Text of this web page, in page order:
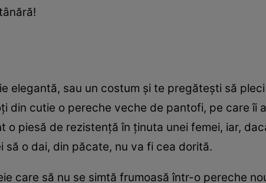
elegantă, sau un costum și te pregătești să
din cutie o pereche veche de pantofi, pe care îi
o piesă de rezistență în ținuta unei femei, iar,
să o dai, din păcate, nu va fi cea dorită.
care să nu se simtă frumoasă într-o pereche